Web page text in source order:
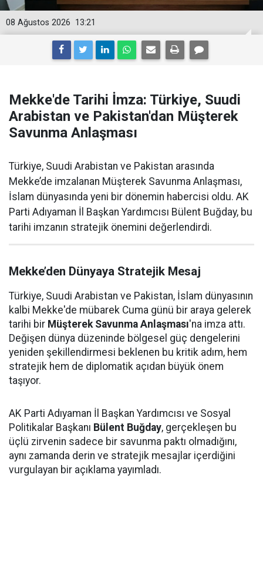
13:21
08 Ağustos 2026
Mekke'de Tarihi İmza: Türkiye, Suudi
Arabistan ve Pakistan'dan Müşterek
Savunma Anlaşması
Türkiye, Suudi Arabistan ve Pakistan arasında
Mekke’de imzalanan Müşterek Savunma Anlaşması,
İslam dünyasında yeni bir dönemin habercisi oldu. AK
Parti Adıyaman İl Başkan Yardımcısı Bülent Buğday, bu
tarihi imzanın stratejik önemini değerlendirdi.
Mekke’den Dünyaya Stratejik Mesaj
Türkiye, Suudi Arabistan ve Pakistan, İslam dünyasının
kalbi Mekke'de mübarek Cuma günü bir araya gelerek
tarihi bir Müşterek Savunma Anlaşması'na imza attı.
Değişen dünya düzeninde bölgesel güç dengelerini
yeniden şekillendirmesi beklenen bu kritik adım, hem
stratejik hem de diplomatik açıdan büyük önem
taşıyor.
AK Parti Adıyaman İl Başkan Yardımcısı ve Sosyal
Politikalar Başkanı Bülent Buğday, gerçekleşen bu
üçlü zirvenin sadece bir savunma paktı olmadığını,
aynı zamanda derin ve stratejik mesajlar içerdiğini
vurgulayan bir açıklama yayımladı.